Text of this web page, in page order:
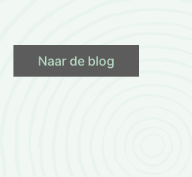
Naar de blog